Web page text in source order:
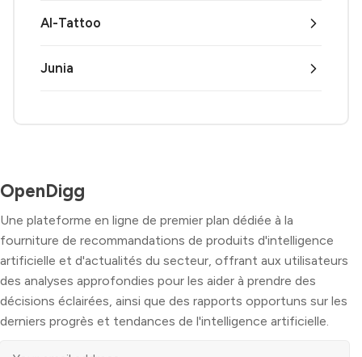
AI-Tattoo
Junia
OpenDigg
Une plateforme en ligne de premier plan dédiée à la
fourniture de recommandations de produits d'intelligence
artificielle et d'actualités du secteur, offrant aux utilisateurs
des analyses approfondies pour les aider à prendre des
décisions éclairées, ainsi que des rapports opportuns sur les
derniers progrès et tendances de l'intelligence artificielle.